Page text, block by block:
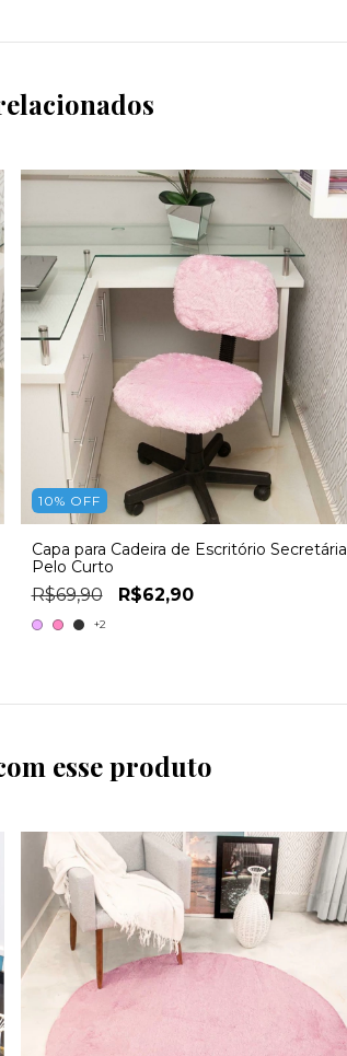
10% OFF
Capa para Cadeira de Escritório Secretária
Pelo Curto
R$69,90 R$62,90
+2
esse produto